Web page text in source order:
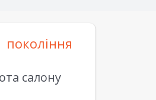
покоління
салону